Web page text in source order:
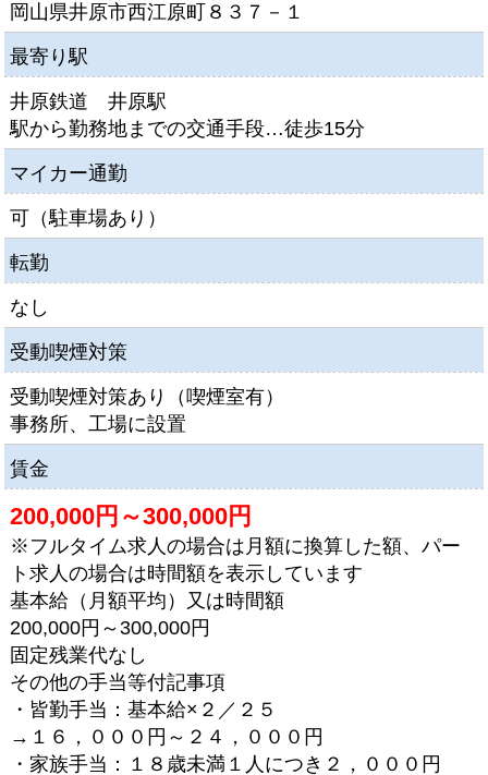
岡山県井原市西江原町８３７－１
最寄り駅
井原鉄道 井原駅
駅から勤務地までの交通手段…徒歩15分
マイカー通勤
可（駐車場あり）
転勤
なし
受動喫煙対策
受動喫煙対策あり（喫煙室有）
事務所、工場に設置
賃金
200,000円～300,000円
※フルタイム求人の場合は月額に換算した額、パー
ト求人の場合は時間額を表示しています
基本給（月額平均）又は時間額
200,000円～300,000円
固定残業代なし
その他の手当等付記事項
・皆勤手当：基本給×２／２５
→１６，０００円～２４，０００円
・家族手当：１８歳未満１人につき２，０００円